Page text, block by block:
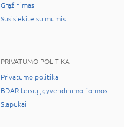
Grąžinimas
Susisiekite su mumis
PRIVATUMO POLITIKA
Privatumo politika
BDAR teisių įgyvendinimo formos
Slapukai